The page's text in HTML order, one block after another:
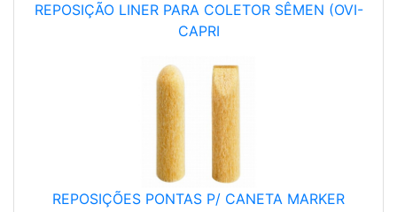
REPOSIÇÃO LINER PARA COLETOR SÊMEN (OVI-
CAPRI
REPOSIÇÕES PONTAS P/ CANETA MARKER